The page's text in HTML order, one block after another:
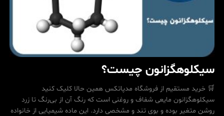
سیکلوهگزانون چیست؟
🛒 خرید مستقیم از فروشگاه مدپاتکس همین حالا کلیک کنید
سیکلوهگزانون مایعی شفاف و روغنی است که رنگ آن از بی‌رنگ تا زرد
روشن متغیر بوده و بوی تند و مشخصی دارد. این ماده شیمیایی از خانواده